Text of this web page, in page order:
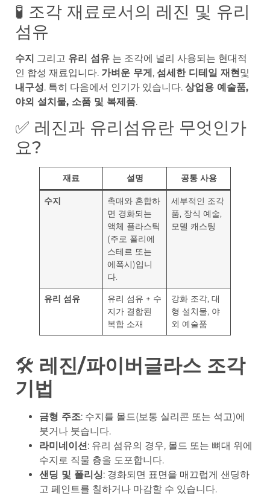
🧪 조각 재료로서의 레진 및 유리
섬유
수지 그리고 유리 섬유 는 조각에 널리 사용되는 현대적
인 합성 재료입니다. 가벼운 무게, 섬세한 디테일 재현및
내구성. 특히 다음에서 인기가 있습니다. 상업용 예술품,
야외 설치물, 소품 및 복제품.
✅ 레진과 유리섬유란 무엇인가
요?
재료 설명 공통 사용
수지
촉매와 혼합하
면 경화되는
액체 플라스틱
(주로 폴리에
스테르 또는
에폭시)입니
다.
세부적인 조각
품, 장식 예술,
모델 캐스팅
유리 섬유
유리 섬유 + 수
지가 결합된
복합 소재
강화 조각, 대
형 설치물, 야
외 예술품
🛠️ 레진/파이버글라스 조각
기법
금형 주조: 수지를 몰드(보통 실리콘 또는 석고)에
붓거나 붓습니다.
라미네이션: 유리 섬유의 경우, 몰드 또는 뼈대 위에
수지로 직물 층을 도포합니다.
샌딩 및 폴리싱: 경화되면 표면을 매끄럽게 샌딩하
고 페인트를 칠하거나 마감할 수 있습니다.